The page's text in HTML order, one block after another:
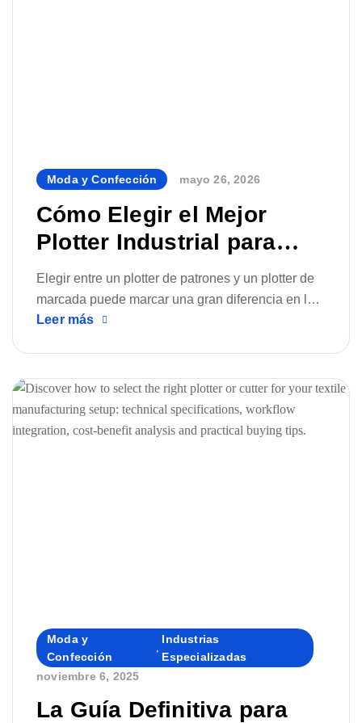
Moda y Confección mayo 26, 2026
Cómo Elegir el Mejor
Plotter Industrial para
Confección
Elegir entre un plotter de patrones y un plotter de
marcada puede marcar una gran diferencia en la
eficiencia de una empresa de confección. En este
adaptan mejor a cada etapa del proceso
productivo.
Leer más
Moda y
Confección
Industrias
Especializadas
noviembre 6, 2025
La Guía Definitiva para